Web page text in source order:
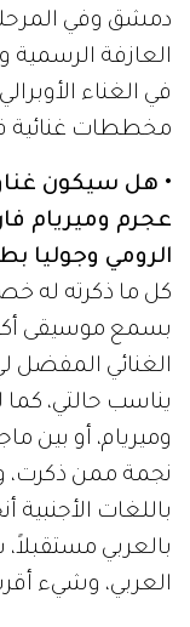
دمشق وفي
العازفة الرسمية
في الغناء
مخططات غنائية
• هل سيكون
عجرم وميريام
الرومي وجوليا
كل ما ذكرته له
بسمع موسيقى
الغنائي المفضل
يناسب حالتي، كما
وميريام، أو بين
نجمة ممن ذكرت،
باللغات الأجنبية
بالعربي
العربي، وشيء